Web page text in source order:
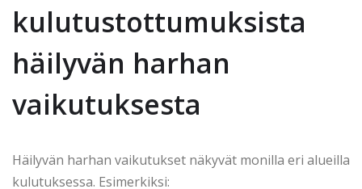
kulutustottumuksista
häilyvän harhan
vaikutuksesta
Häilyvän harhan vaikutukset näkyvät monilla eri alueilla
kulutuksessa. Esimerkiksi: